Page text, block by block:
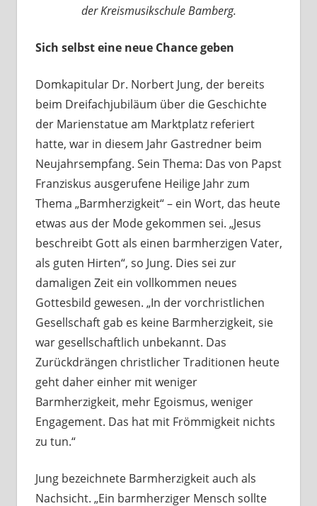
der Kreismusikschule Bamberg.
Sich selbst eine neue Chance geben
Domkapitular Dr. Norbert Jung, der bereits
beim Dreifachjubiläum über die Geschichte
der Marienstatue am Marktplatz referiert
hatte, war in diesem Jahr Gastredner beim
Neujahrsempfang. Sein Thema: Das von Papst
Franziskus ausgerufene Heilige Jahr zum
Thema „Barmherzigkeit“ – ein Wort, das heute
etwas aus der Mode gekommen sei. „Jesus
beschreibt Gott als einen barmherzigen Vater,
als guten Hirten“, so Jung. Dies sei zur
damaligen Zeit ein vollkommen neues
Gottesbild gewesen. „In der vorchristlichen
Gesellschaft gab es keine Barmherzigkeit, sie
war gesellschaftlich unbekannt. Das
Zurückdrängen christlicher Traditionen heute
geht daher einher mit weniger
Barmherzigkeit, mehr Egoismus, weniger
Engagement. Das hat mit Frömmigkeit nichts
zu tun.“
Jung bezeichnete Barmherzigkeit auch als
Nachsicht. „Ein barmherziger Mensch sollte